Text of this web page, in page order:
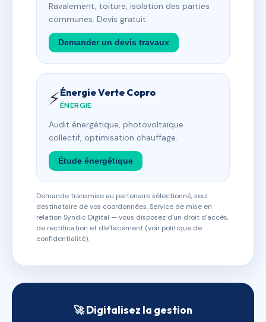
Ravalement, toiture, isolation des parties
communes. Devis gratuit.
Demander un devis travaux
⚡Énergie Verte Copro
ÉNERGIE
Audit énergétique, photovoltaïque
collectif, optimisation chauffage.
Étude énergétique
Demande transmise au partenaire sélectionné, seul
destinataire de vos coordonnées. Service de mise en
relation Syndic Digital — vous disposez d'un droit d'accès,
de rectification et d'effacement (voir politique de
confidentialité).
🚀 Digitalisez la gestion